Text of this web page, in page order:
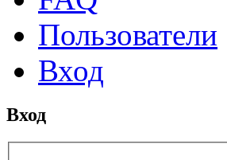
Пользователи
Вход
Вход